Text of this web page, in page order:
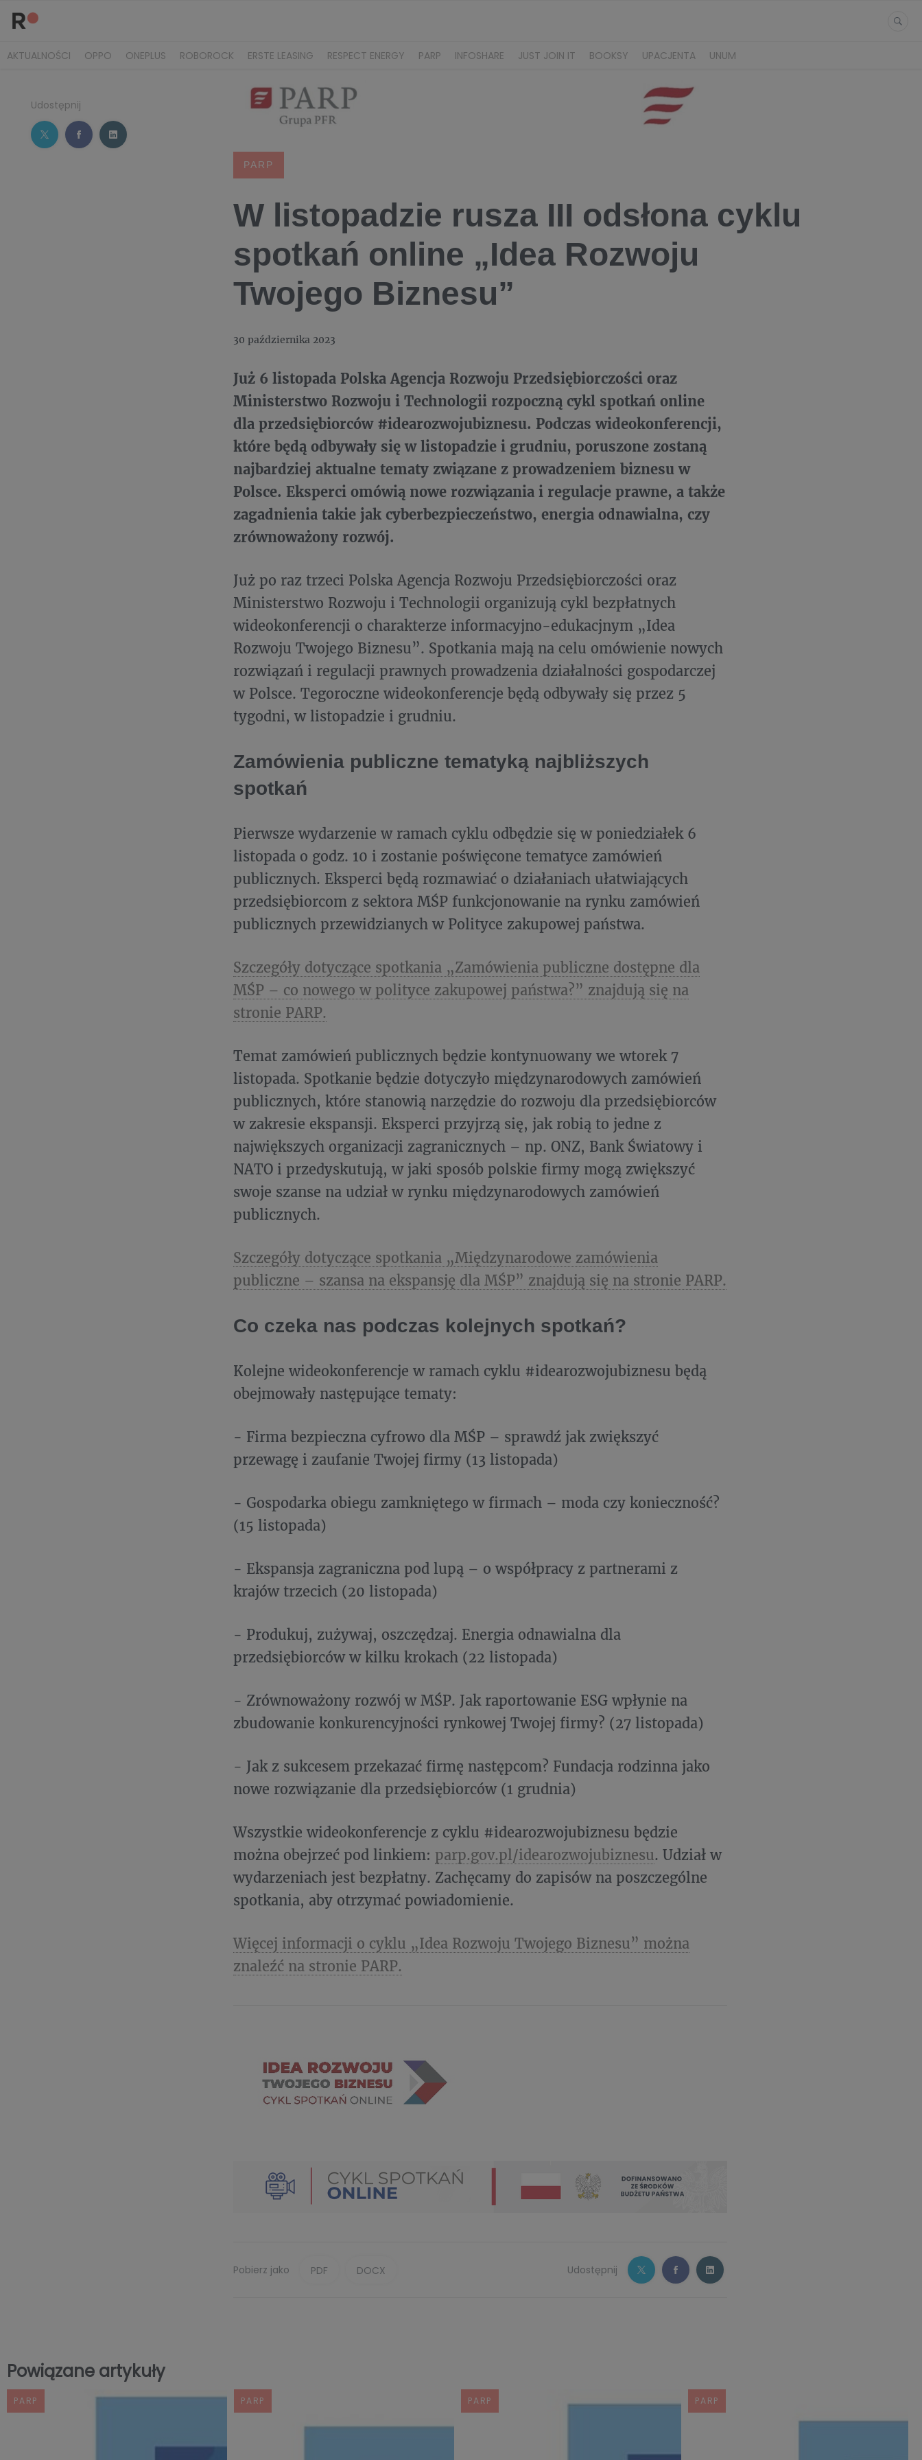
AKTUALNOŚCI OPPO ONEPLUS ROBOROCK ERSTE LEASING RESPECT ENERGY PARP INFOSHARE JUST JOIN IT BOOKSY UPACJENTA UNUM
Udostępnij
PARP
W listopadzie rusza III odsłona cyklu
spotkań online „Idea Rozwoju
Twojego Biznesu”
30 października 2023
Już 6 listopada Polska Agencja Rozwoju Przedsiębiorczości oraz
Ministerstwo Rozwoju i Technologii rozpoczną cykl spotkań online
dla przedsiębiorców #idearozwojubiznesu. Podczas wideokonferencji,
które będą odbywały się w listopadzie i grudniu, poruszone zostaną
najbardziej aktualne tematy związane z prowadzeniem biznesu w
Polsce. Eksperci omówią nowe rozwiązania i regulacje prawne, a także
zagadnienia takie jak cyberbezpieczeństwo, energia odnawialna, czy
zrównoważony rozwój.
Już po raz trzeci Polska Agencja Rozwoju Przedsiębiorczości oraz
Ministerstwo Rozwoju i Technologii organizują cykl bezpłatnych
wideokonferencji o charakterze informacyjno-edukacjnym „Idea
Rozwoju Twojego Biznesu”. Spotkania mają na celu omówienie nowych
rozwiązań i regulacji prawnych prowadzenia działalności gospodarczej
w Polsce. Tegoroczne wideokonferencje będą odbywały się przez 5
tygodni, w listopadzie i grudniu.
Zamówienia publiczne tematyką najbliższych
spotkań
Pierwsze wydarzenie w ramach cyklu odbędzie się w poniedziałek 6
listopada o godz. 10 i zostanie poświęcone tematyce zamówień
publicznych. Eksperci będą rozmawiać o działaniach ułatwiających
przedsiębiorcom z sektora MŚP funkcjonowanie na rynku zamówień
publicznych przewidzianych w Polityce zakupowej państwa.
Szczegóły dotyczące spotkania „Zamówienia publiczne dostępne dla
MŚP – co nowego w polityce zakupowej państwa?” znajdują się na
stronie PARP.
Temat zamówień publicznych będzie kontynuowany we wtorek 7
listopada. Spotkanie będzie dotyczyło międzynarodowych zamówień
publicznych, które stanowią narzędzie do rozwoju dla przedsiębiorców
w zakresie ekspansji. Eksperci przyjrzą się, jak robią to jedne z
największych organizacji zagranicznych – np. ONZ, Bank Światowy i
NATO i przedyskutują, w jaki sposób polskie firmy mogą zwiększyć
swoje szanse na udział w rynku międzynarodowych zamówień
publicznych.
Szczegóły dotyczące spotkania „Międzynarodowe zamówienia
publiczne – szansa na ekspansję dla MŚP” znajdują się na stronie PARP.
Co czeka nas podczas kolejnych spotkań?
Kolejne wideokonferencje w ramach cyklu #idearozwojubiznesu będą
obejmowały następujące tematy:
- Firma bezpieczna cyfrowo dla MŚP – sprawdź jak zwiększyć
przewagę i zaufanie Twojej firmy (13 listopada)
- Gospodarka obiegu zamkniętego w firmach – moda czy konieczność?
(15 listopada)
- Ekspansja zagraniczna pod lupą – o współpracy z partnerami z
krajów trzecich (20 listopada)
- Produkuj, zużywaj, oszczędzaj. Energia odnawialna dla
przedsiębiorców w kilku krokach (22 listopada)
- Zrównoważony rozwój w MŚP. Jak raportowanie ESG wpłynie na
zbudowanie konkurencyjności rynkowej Twojej firmy? (27 listopada)
- Jak z sukcesem przekazać firmę następcom? Fundacja rodzinna jako
nowe rozwiązanie dla przedsiębiorców (1 grudnia)
Wszystkie wideokonferencje z cyklu #idearozwojubiznesu będzie
można obejrzeć pod linkiem: parp.gov.pl/idearozwojubiznesu. Udział w
wydarzeniach jest bezpłatny. Zachęcamy do zapisów na poszczególne
spotkania, aby otrzymać powiadomienie.
Więcej informacji o cyklu „Idea Rozwoju Twojego Biznesu” można
znaleźć na stronie PARP.
Pobierz jako PDF DOCX Udostępnij
Powiązane artykuły
PARP PARP PARP PARP